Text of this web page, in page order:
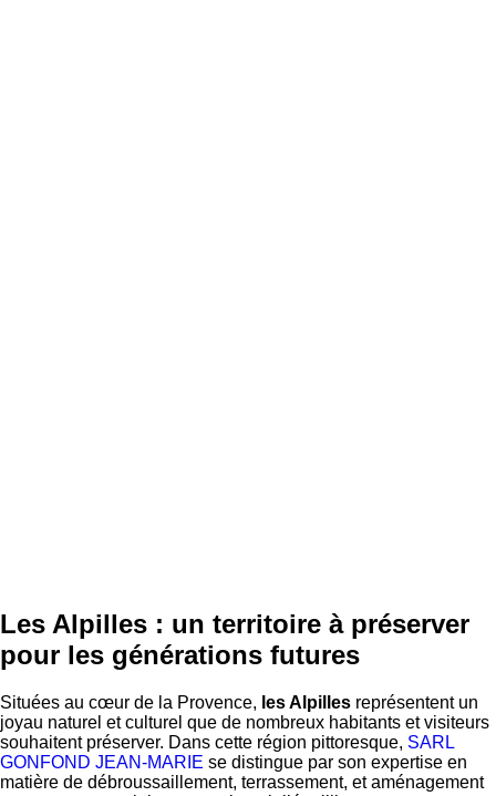
Les Alpilles : un territoire à préserver
pour les générations futures
Situées au cœur de la Provence, les Alpilles représentent un
joyau naturel et culturel que de nombreux habitants et visiteurs
souhaitent préserver. Dans cette région pittoresque, SARL
GONFOND JEAN-MARIE se distingue par son expertise en
matière de débroussaillement, terrassement, et aménagement